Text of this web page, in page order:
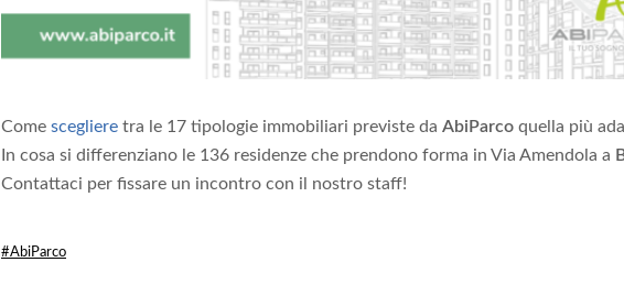
Come scegliere tra le 17 tipologie immobiliari previste da AbiParco quella più
In cosa si differenziano le 136 residenze che prendono forma in Via Amendola a
Contattaci per fissare un incontro con il nostro staff!
#AbiParco